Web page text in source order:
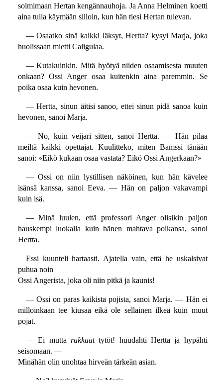
solmimaan Hertan kengännauhoja. Ja Anna Helminen koetti
aina tulla käymään silloin, kun hän tiesi Hertan tulevan.
— Osaatko sinä kaikki läksyt, Hertta? kysyi Marja, joka
huolissaan mietti Caligulaa.
— Kutakuinkin. Mitä hyötyä niiden osaamisesta muuten
onkaan? Ossi Anger osaa kuitenkin aina paremmin. Se
poika osaa kuin hevonen.
— Hertta, sinun äitisi sanoo, ettei sinun pidä sanoa kuin
hevonen, sanoi Marja.
— No, kuin veijari sitten, sanoi Hertta. — Hän pilaa
meiltä kaikki opettajat. Kuulitteko, miten Bamssi tänään
sanoi: »Eikö kukaan osaa vastata? Eikö Ossi Angerkaan?»
— Ossi on niin lystillisen näköinen, kun hän kävelee
isänsä kanssa, sanoi Eeva. — Hän on paljon vakavampi
kuin isä.
— Minä luulen, että professori Anger olisikin paljon
hauskempi luokalla kuin hänen mahtava poikansa, sanoi
Hertta.
Essi kuunteli hartaasti. Ajatella vain, että he uskalsivat
puhua noin
Ossi Angerista, joka oli niin pitkä ja kaunis!
— Ossi on paras kaikista pojista, sanoi Marja. — Hän ei
milloinkaan tee kiusaa eikä ole sellainen ilkeä kuin muut
pojat.
— Ei mutta rakkaattytöt! huudahti Hertta ja hypähti
seisomaan. —
Minähän olin unohtaa hirveän tärkeän asian.